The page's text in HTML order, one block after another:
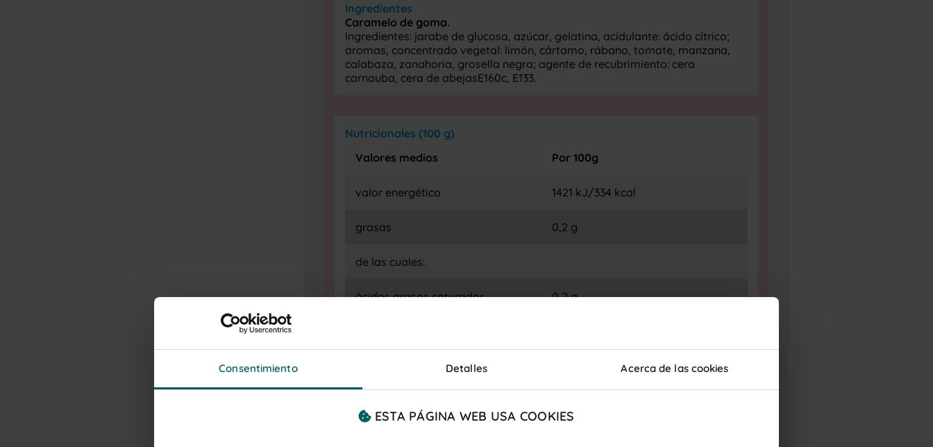
Consentimiento Detalles Acerca de las cookies
ESTA PÁGINA WEB USA COOKIES
Ingredientes
Caramelo de goma.
Ingredientes: jarabe de glucosa, azúcar, gelatina, acidulante: ácido cítrico;
aromas, concentrado vegetal: limón, cártamo, rábano, tomate, manzana,
calabaza, zanahoria, grosella negra; agente de recubrimiento: cera
carnauba, cera de abejasE160c, E133.
Nutricionales (100 g)
Valores medios
Por 100g
valor energético 1421 kJ/334 kcal
grasas 0,2 g
de las cuales:
ácidos grasos saturados 0,2 g